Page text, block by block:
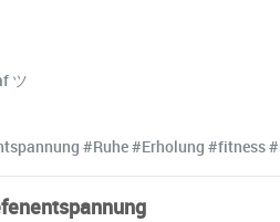
ツ
#Ruhe #Erholung